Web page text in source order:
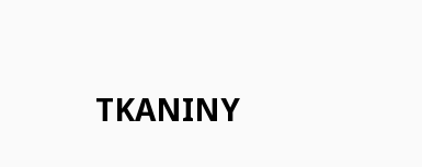
TKANINY